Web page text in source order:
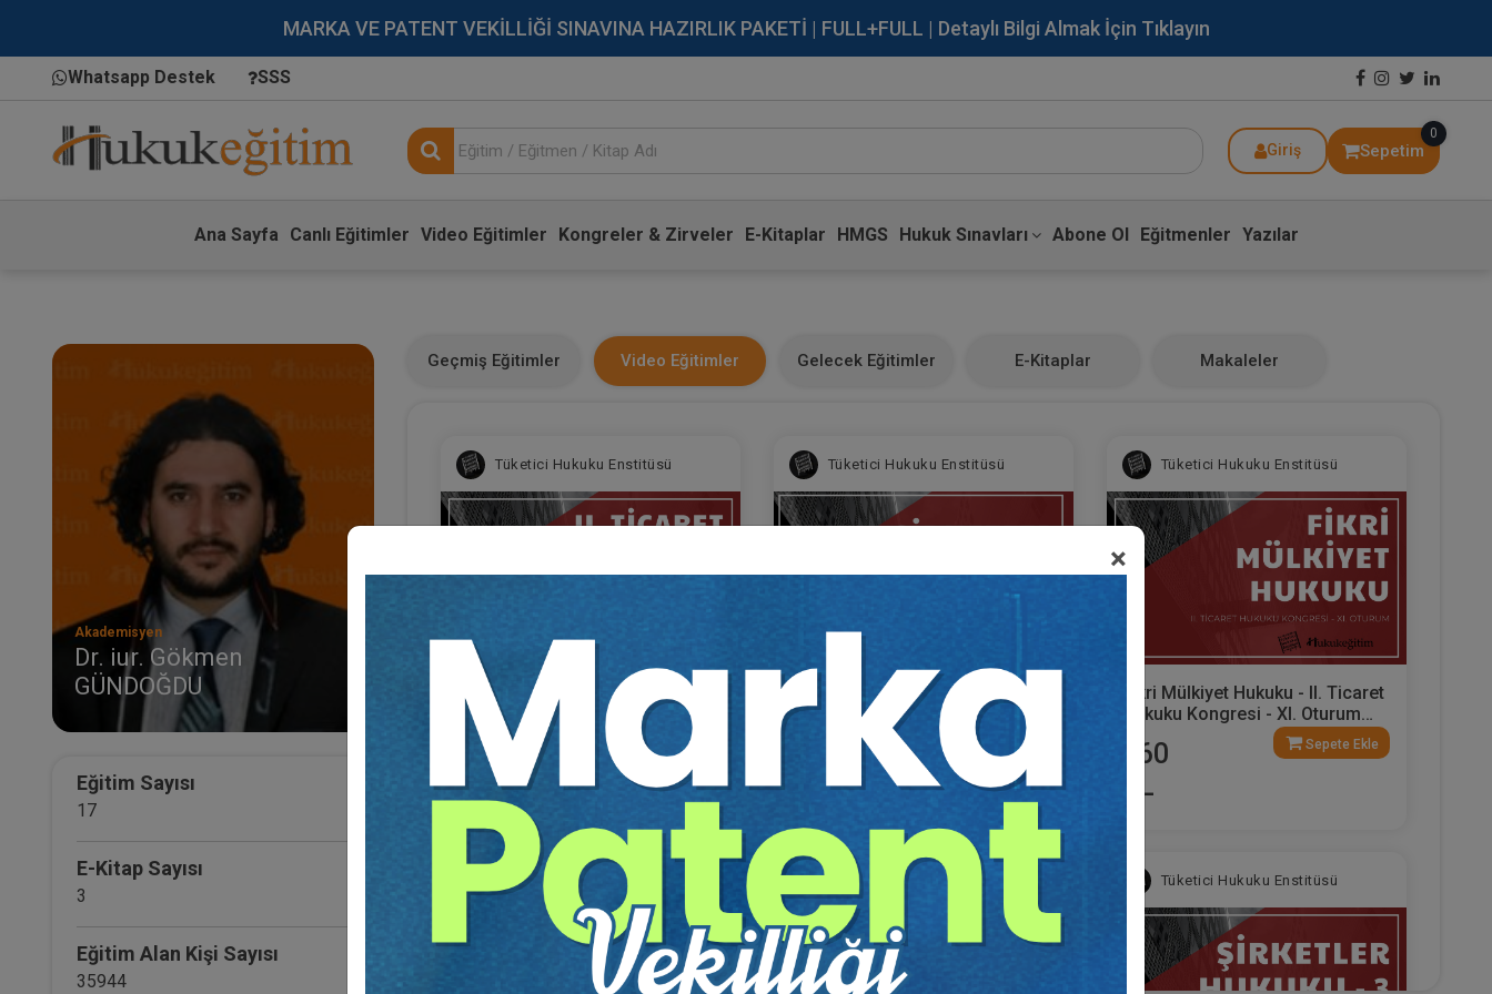
MARKA VE PATENT VEKİLLİĞİ SINAVINA HAZIRLIK PAKETİ | FULL+FULL | Detaylı Bilgi Almak İçin Tıklayın
Whatsapp Destek SSS
Giriş Sepetim
0
Ana Sayfa Canlı Eğitimler Video Eğitimler Kongreler & Zirveler E-Kitaplar HMGS Hukuk Sınavları Abone Ol Eğitmenler Yazılar
×
Akademisyen
Dr. iur. Gökmen
GÜNDOĞDU
Eğitim Sayısı
17
E-Kitap Sayısı
3
Eğitim Alan Kişi Sayısı
35944
Geçmiş Eğitimler Video Eğitimler Gelecek Eğitimler E-Kitaplar Makaleler
Tüketici Hukuku Enstitüsü
II. Ticaret Hukuku Kongresi Tüm
Oturumları Video Kaydı (11
Oturum)
2160
TL
Sepete Ekle
Tüketici Hukuku Enstitüsü
Şirketler Hukuku - 5 - II. Ticaret
Hukuku Kongresi - X. Oturum
Video Kaydı
Sepete Ekle
Tüketici Hukuku Enstitüsü
Fikri Mülkiyet Hukuku - II. Ticaret
Hukuku Kongresi - XI. Oturum
360
TL
Sepete Ekle
Tüketici Hukuku Enstitüsü Tüketici Hukuku Enstitüsü Tüketici Hukuku Enstitüsü